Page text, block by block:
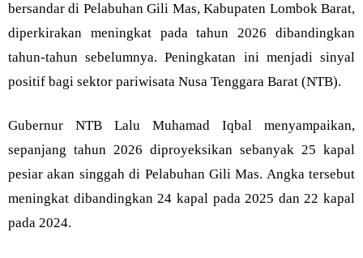
bersandar di Pelabuhan Gili Mas, Kabupaten Lombok Barat,
diperkirakan meningkat pada tahun 2026 dibandingkan
tahun-tahun sebelumnya. Peningkatan ini menjadi sinyal
positif bagi sektor pariwisata Nusa Tenggara Barat (NTB).
Gubernur NTB Lalu Muhamad Iqbal menyampaikan,
sepanjang tahun 2026 diproyeksikan sebanyak 25 kapal
pesiar akan singgah di Pelabuhan Gili Mas. Angka tersebut
meningkat dibandingkan 24 kapal pada 2025 dan 22 kapal
pada 2024.